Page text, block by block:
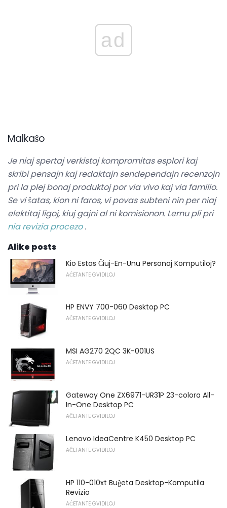
ad
Malkaŝo
Je niaj spertaj verkistoj kompromitas esplori kaj
skribi pensajn kaj redaktajn sendependajn recenzojn
pri la plej bonaj produktoj por via vivo kaj via familio.
Se vi ŝatas, kion ni faros, vi povas subteni nin per niaj
elektitaj ligoj, kiuj gajni al ni komisionon. Lernu pli pri
nia revizia procezo.
Alike posts
Kio Estas Ĉiuj-En-Unu Personaj Komputiloj?
AĈETANTE GVIDILOJ
HP ENVY 700-060 Desktop PC
AĈETANTE GVIDILOJ
MSI AG270 2QC 3K-001US
AĈETANTE GVIDILOJ
Gateway One ZX6971-UR31P 23-colora All-
In-One Desktop PC
AĈETANTE GVIDILOJ
Lenovo IdeaCentre K450 Desktop PC
AĈETANTE GVIDILOJ
HP 110-010xt Buĝeta Desktop-Komputila
Revizio
AĈETANTE GVIDILOJ